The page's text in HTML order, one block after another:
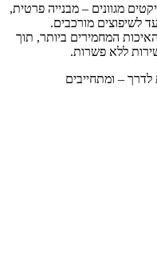
פרויקטים מגוונים – מבנייה פרטית,
לשיפוצים מורכבים.
המחמירים ביותר, תוך
ללא פשרות.
לדרך – ומתחייבים